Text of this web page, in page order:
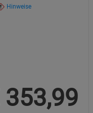
Hinweise
353,99